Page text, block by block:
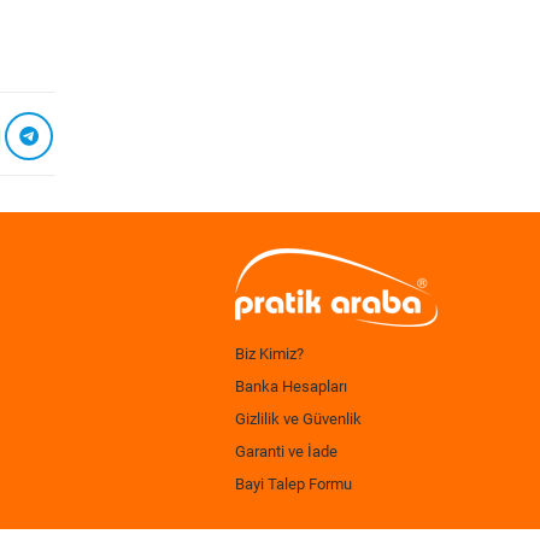
Biz Kimiz?
Banka Hesapları
Gizlilik ve Güvenlik
Garanti ve İade
Bayi Talep Formu